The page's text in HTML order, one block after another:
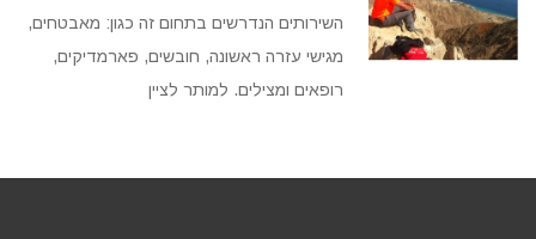
השירותים הנדרשים בתחום זה כגון: מאבטחים,
מגישי עזרה ראשונה, חובשים, פארמדיקים,
רופאים ומצילים. למותר לציין